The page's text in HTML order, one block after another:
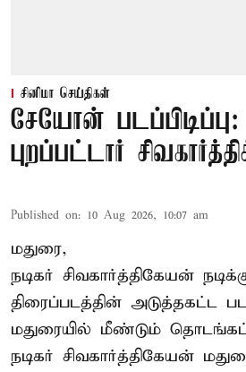
சினிமா செய்திகள்
சேயோன் படப்பிடிப்பு:
புறப்பட்டார்
Published on: 10 Aug 2026, 10:07 am
மதுரை,
நடிகர் சிவகார்த்திகேயன்
திரைப்படத்தின் அடுத்தகட்ட
மதுரையில் மீண்டும்
நடிகர் சிவகார்த்திகேயன்